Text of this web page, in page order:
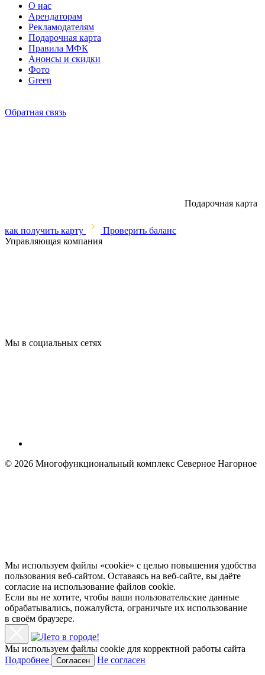
О нас
Арендаторам
Рекламодателям
Подарочная карта
Правила МФК
Анонсы и скидки
Фото
Green
Обратная связь
Подарочная карта
как получить карту
Проверить баланс
Управляющая компания
Мы в социальных сетях
© 2026 Многофункциональный комплекс Северное Нагорное
Мы используем файлы «cookie» с целью повышения удобства
пользования веб-сайтом. Оставаясь на веб-сайте, вы даёте
согласие на использование файлов cookie.
Если вы не хотите, чтобы ваши пользовательские данные
обрабатывались, пожалуйста, ограничьте их использование
в своём браузере.
Мы используем файлы cookie для корректной работы сайта
Подробнее
Согласен Не согласен